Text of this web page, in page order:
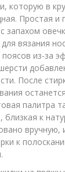
которую в
Простая и
запахом
вязания
поясов из-за
После
палитра
близкая к
вручную,
к